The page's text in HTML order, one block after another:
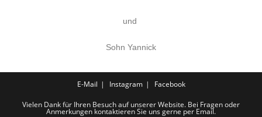
und
Sohn Yannick
E-Mail Instagram Facebook
Vielen Dank für Ihren Besuch auf unserer Website. Bei Fragen oder
Anmerkungen kontaktieren Sie uns gerne per Email.